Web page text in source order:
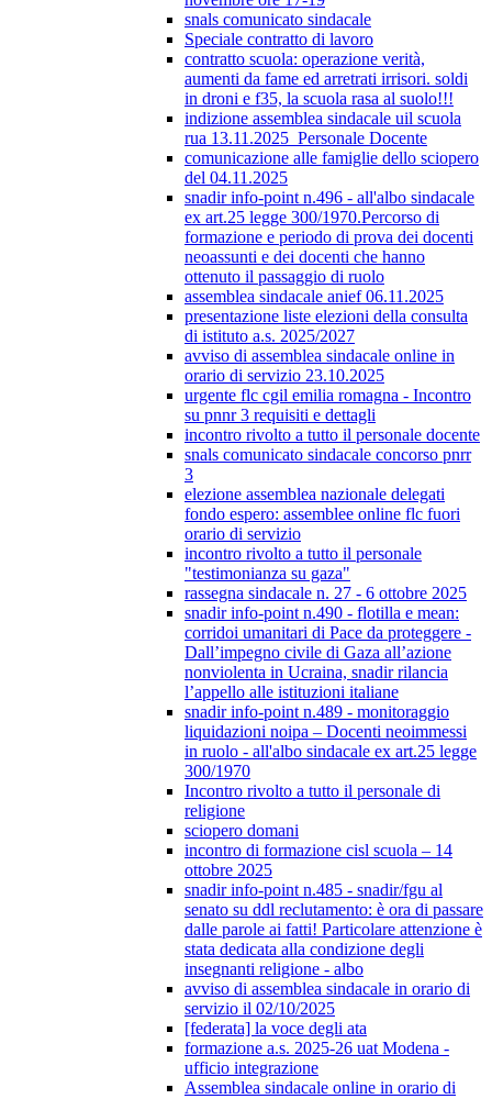
snals comunicato sindacale
Speciale contratto di lavoro
contratto scuola: operazione verità,
aumenti da fame ed arretrati irrisori. soldi
in droni e f35, la scuola rasa al suolo!!!
indizione assemblea sindacale uil scuola
rua 13.11.2025_Personale Docente
comunicazione alle famiglie dello sciopero
del 04.11.2025
snadir info-point n.496 - all'albo sindacale
ex art.25 legge 300/1970.Percorso di
formazione e periodo di prova dei docenti
neoassunti e dei docenti che hanno
ottenuto il passaggio di ruolo
assemblea sindacale anief 06.11.2025
presentazione liste elezioni della consulta
di istituto a.s. 2025/2027
avviso di assemblea sindacale online in
orario di servizio 23.10.2025
urgente flc cgil emilia romagna - Incontro
su pnnr 3 requisiti e dettagli
incontro rivolto a tutto il personale docente
snals comunicato sindacale concorso pnrr
3
elezione assemblea nazionale delegati
fondo espero: assemblee online flc fuori
orario di servizio
incontro rivolto a tutto il personale
"testimonianza su gaza"
rassegna sindacale n. 27 - 6 ottobre 2025
snadir info-point n.490 - flotilla e mean:
corridoi umanitari di Pace da proteggere -
Dall’impegno civile di Gaza all’azione
nonviolenta in Ucraina, snadir rilancia
l’appello alle istituzioni italiane
snadir info-point n.489 - monitoraggio
liquidazioni noipa – Docenti neoimmessi
in ruolo - all'albo sindacale ex art.25 legge
300/1970
Incontro rivolto a tutto il personale di
religione
sciopero domani
incontro di formazione cisl scuola – 14
ottobre 2025
snadir info-point n.485 - snadir/fgu al
senato su ddl reclutamento: è ora di passare
dalle parole ai fatti! Particolare attenzione è
stata dedicata alla condizione degli
insegnanti religione - albo
avviso di assemblea sindacale in orario di
servizio il 02/10/2025
[federata] la voce degli ata
formazione a.s. 2025-26 uat Modena -
ufficio integrazione
Assemblea sindacale online in orario di